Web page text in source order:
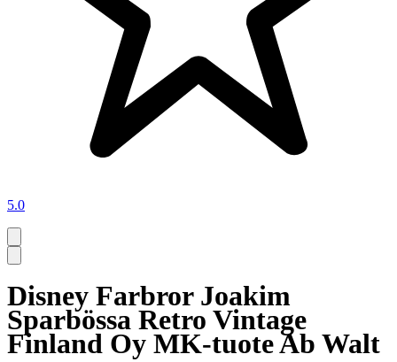
5.0
Disney Farbror Joakim
Sparbössa Retro Vintage
Finland Oy MK-tuote Ab Walt